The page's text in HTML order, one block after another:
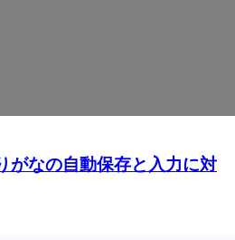
がなの自動保存と入力に対